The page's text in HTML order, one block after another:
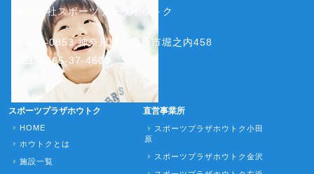
株式会社スポーツプラザホウトク
〒250-0853 神奈川県小田原市堀之内458
TEL:0465-37-4600
スポーツプラザホウトク
HOME
ホウトクとは
施設一覧
直営事業所
スポーツプラザホウトク小田
原
スポーツプラザホウトク金沢